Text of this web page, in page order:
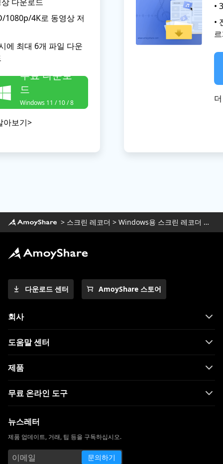
1080p/4K로 동영상 저
에 최대 6개 파일 다운
무료 다운로
드
Windows 11 / 10 / 8
/ 7 용
아보기>
•
•
> 스크린 레코더 > Windows용 스크린 레코더 다운로드
다운로드 센터 AmoyShare 스토어
회사
도움말 센터
제품
무료 온라인 도구
뉴스레터
제품 업데이트, 거래, 팁 등을 구독하십시오.
문의하기